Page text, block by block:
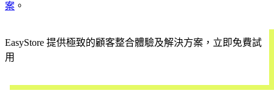
案 。
EasyStore 提供極致的顧客整合體驗及解決方案，立即免費試
用